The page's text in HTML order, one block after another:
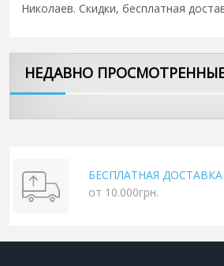
Николаев. Скидки, бесплатная
НЕДАВНО
БЕСПЛАТНАЯ ДОСТАВКА
от 10.000грн.